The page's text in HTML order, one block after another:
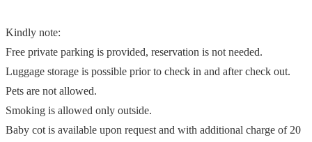
Kindly note:
Free private parking is provided, reservation is not needed.
Luggage storage is possible prior to check in and after check out.
Pets are not allowed.
Smoking is allowed only outside.
Baby cot is available upon request and with additional charge of 20